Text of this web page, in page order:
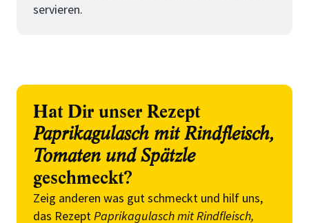
servieren.
Hat Dir unser Rezept
Paprikagulasch mit Rindfleisch,
Tomaten und Spätzle
geschmeckt?
Zeig anderen was gut schmeckt und hilf uns,
das RezeptPaprikagulasch mit Rindfleisch,